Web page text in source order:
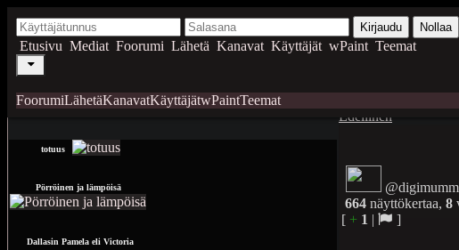
Kirjaudu Nollaa
Etusivu Mediat Foorumi Lähetä Kanavat Käyttäjät wPaint Teemat
FoorumiLähetäKanavatKäyttäjätwPaintTeemat
totuus
Pörröinen ja lämpöisä
Dallasin Pamela eli Victoria
Edellinen
664 näyttökertaa, 8
[ + 1 | ]